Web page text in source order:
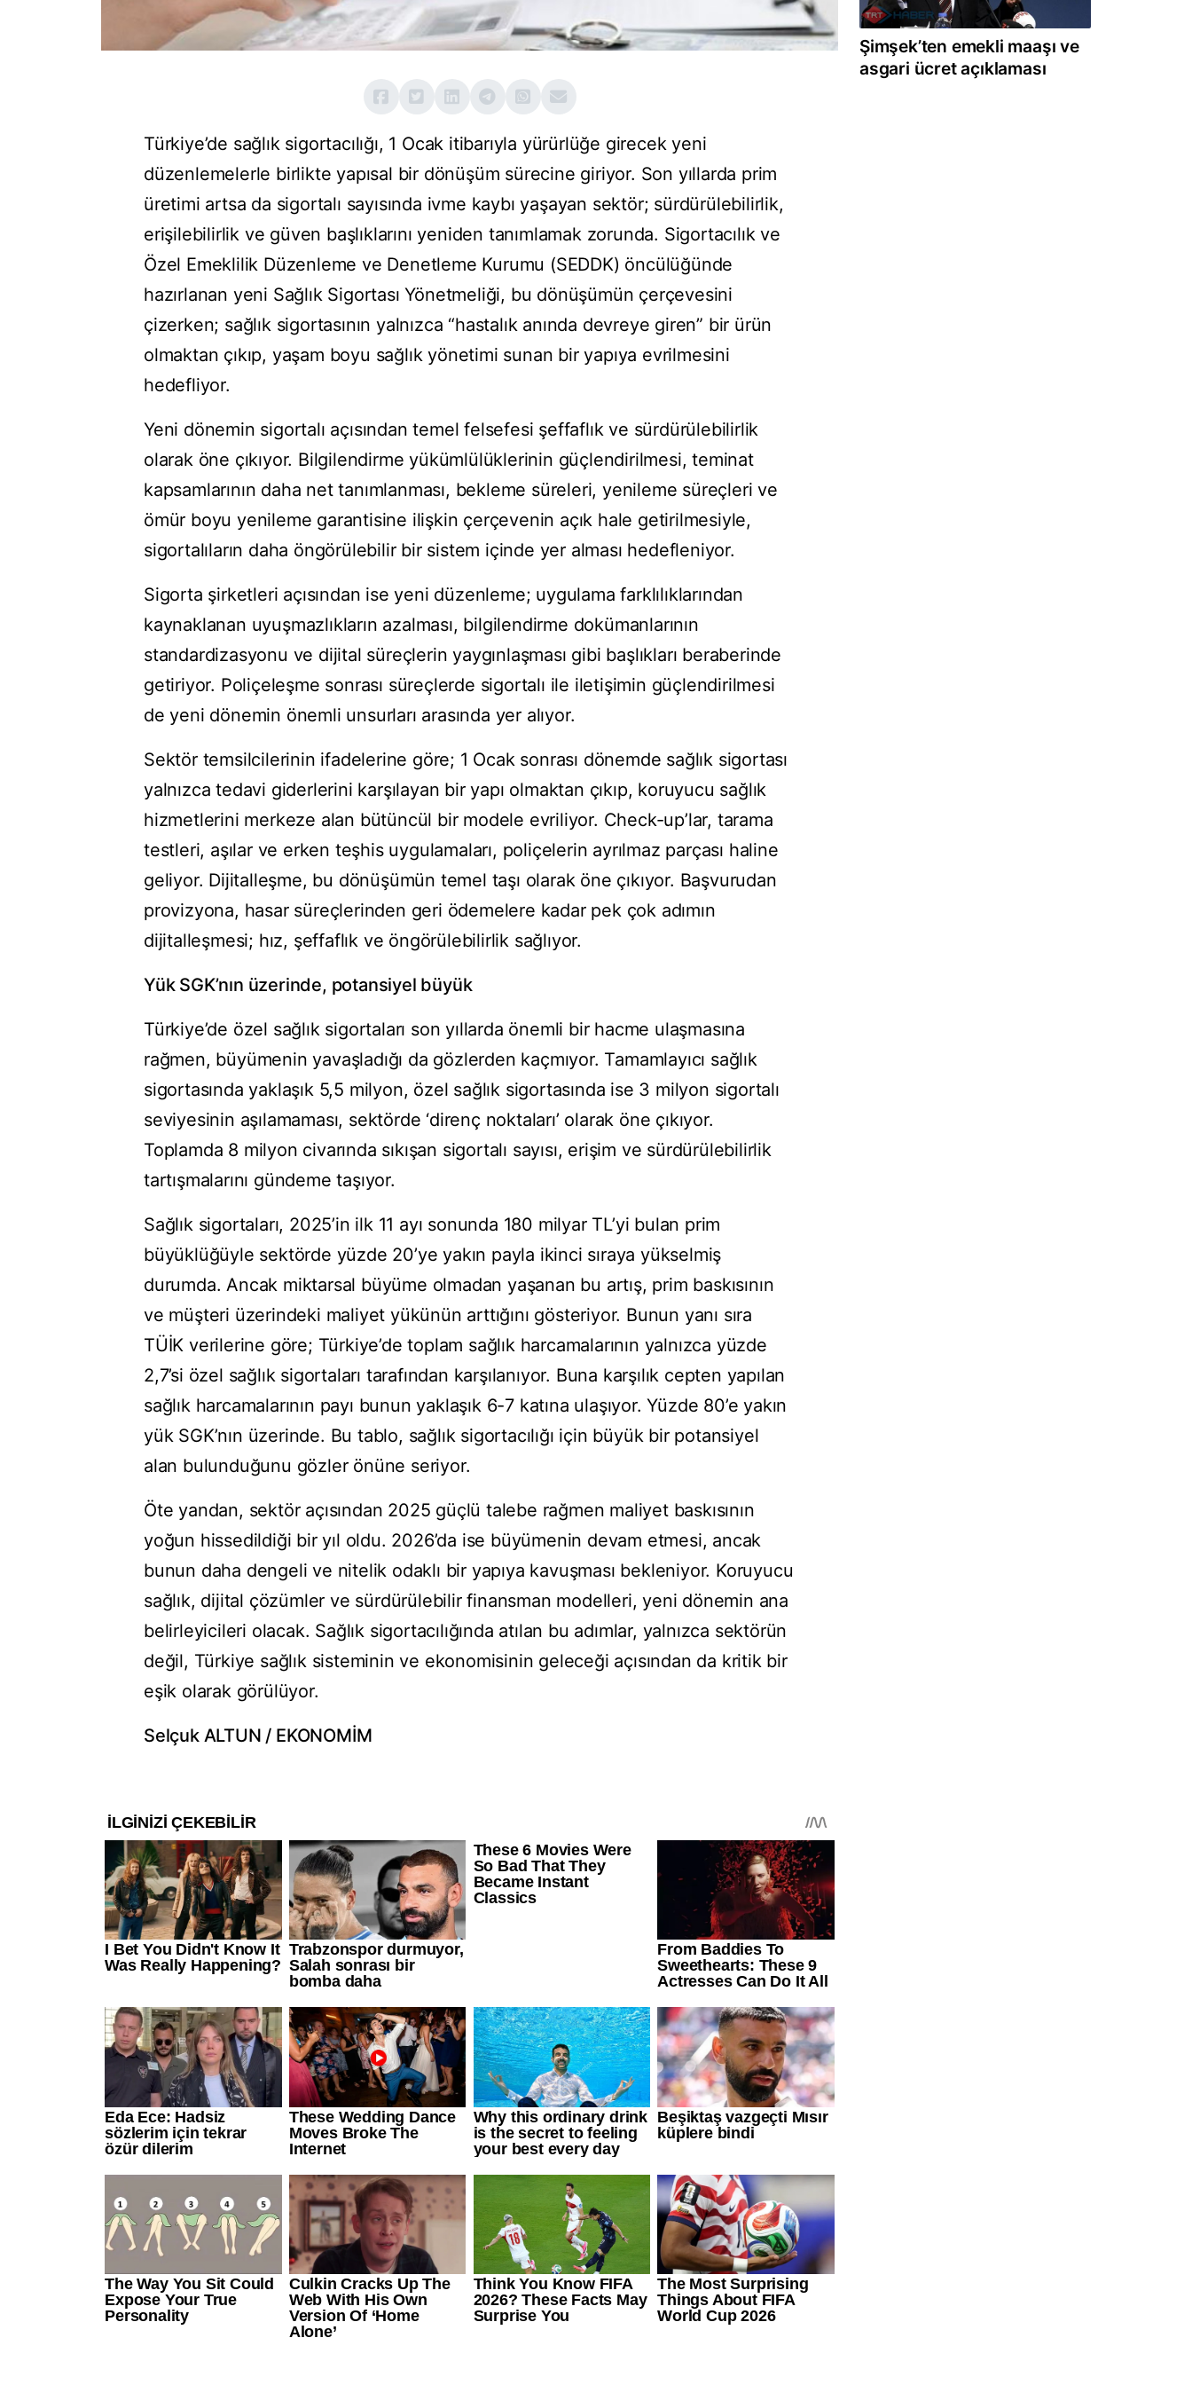
Türkiye’de sağlık sigortacılığı, 1 Ocak itibarıyla yürürlüğe girecek yeni
düzenlemelerle birlikte yapısal bir dönüşüm sürecine giriyor. Son yıllarda prim
üretimi artsa da sigortalı sayısında ivme kaybı yaşayan sektör; sürdürülebilirlik,
erişilebilirlik ve güven başlıklarını yeniden tanımlamak zorunda. Sigortacılık ve
Özel Emeklilik Düzenleme ve Denetleme Kurumu (SEDDK) öncülüğünde
hazırlanan yeni Sağlık Sigortası Yönetmeliği, bu dönüşümün çerçevesini
çizerken; sağlık sigortasının yalnızca “hastalık anında devreye giren” bir ürün
olmaktan çıkıp, yaşam boyu sağlık yönetimi sunan bir yapıya evrilmesini
hedefliyor.
Yeni dönemin sigortalı açısından temel felsefesi şeffaflık ve sürdürülebilirlik
olarak öne çıkıyor. Bilgilendirme yükümlülüklerinin güçlendirilmesi, teminat
kapsamlarının daha net tanımlanması, bekleme süreleri, yenileme süreçleri ve
ömür boyu yenileme garantisine ilişkin çerçevenin açık hale getirilmesiyle,
sigortalıların daha öngörülebilir bir sistem içinde yer alması hedefleniyor.
Sigorta şirketleri açısından ise yeni düzenleme; uygulama farklılıklarından
kaynaklanan uyuşmazlıkların azalması, bilgilendirme dokümanlarının
standardizasyonu ve dijital süreçlerin yaygınlaşması gibi başlıkları beraberinde
getiriyor. Poliçeleşme sonrası süreçlerde sigortalı ile iletişimin güçlendirilmesi
de yeni dönemin önemli unsurları arasında yer alıyor.
Sektör temsilcilerinin ifadelerine göre; 1 Ocak sonrası dönemde sağlık sigortası
yalnızca tedavi giderlerini karşılayan bir yapı olmaktan çıkıp, koruyucu sağlık
hizmetlerini merkeze alan bütüncül bir modele evriliyor. Check-up’lar, tarama
testleri, aşılar ve erken teşhis uygulamaları, poliçelerin ayrılmaz parçası haline
geliyor. Dijitalleşme, bu dönüşümün temel taşı olarak öne çıkıyor. Başvurudan
provizyona, hasar süreçlerinden geri ödemelere kadar pek çok adımın
dijitalleşmesi; hız, şeffaflık ve öngörülebilirlik sağlıyor.
Yük SGK’nın üzerinde, potansiyel büyük
Türkiye’de özel sağlık sigortaları son yıllarda önemli bir hacme ulaşmasına
rağmen, büyümenin yavaşladığı da gözlerden kaçmıyor. Tamamlayıcı sağlık
sigortasında yaklaşık 5,5 milyon, özel sağlık sigortasında ise 3 milyon sigortalı
seviyesinin aşılamaması, sektörde ‘direnç noktaları’ olarak öne çıkıyor.
Toplamda 8 milyon civarında sıkışan sigortalı sayısı, erişim ve sürdürülebilirlik
tartışmalarını gündeme taşıyor.
Sağlık sigortaları, 2025’in ilk 11 ayı sonunda 180 milyar TL’yi bulan prim
büyüklüğüyle sektörde yüzde 20’ye yakın payla ikinci sıraya yükselmiş
durumda. Ancak miktarsal büyüme olmadan yaşanan bu artış, prim baskısının
ve müşteri üzerindeki maliyet yükünün arttığını gösteriyor. Bunun yanı sıra
TÜİK verilerine göre; Türkiye’de toplam sağlık harcamalarının yalnızca yüzde
2,7’si özel sağlık sigortaları tarafından karşılanıyor. Buna karşılık cepten yapılan
sağlık harcamalarının payı bunun yaklaşık 6-7 katına ulaşıyor. Yüzde 80’e yakın
yük SGK’nın üzerinde. Bu tablo, sağlık sigortacılığı için büyük bir potansiyel
alan bulunduğunu gözler önüne seriyor.
Öte yandan, sektör açısından 2025 güçlü talebe rağmen maliyet baskısının
yoğun hissedildiği bir yıl oldu. 2026’da ise büyümenin devam etmesi, ancak
bunun daha dengeli ve nitelik odaklı bir yapıya kavuşması bekleniyor. Koruyucu
sağlık, dijital çözümler ve sürdürülebilir finansman modelleri, yeni dönemin ana
belirleyicileri olacak. Sağlık sigortacılığında atılan bu adımlar, yalnızca sektörün
değil, Türkiye sağlık sisteminin ve ekonomisinin geleceği açısından da kritik bir
eşik olarak görülüyor.
Selçuk ALTUN / EKONOMİM
Şimşek’ten emekli maaşı ve
asgari ücret açıklaması